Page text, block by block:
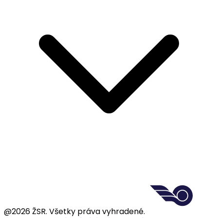
@2026 ŽSR. Všetky práva vyhradené.